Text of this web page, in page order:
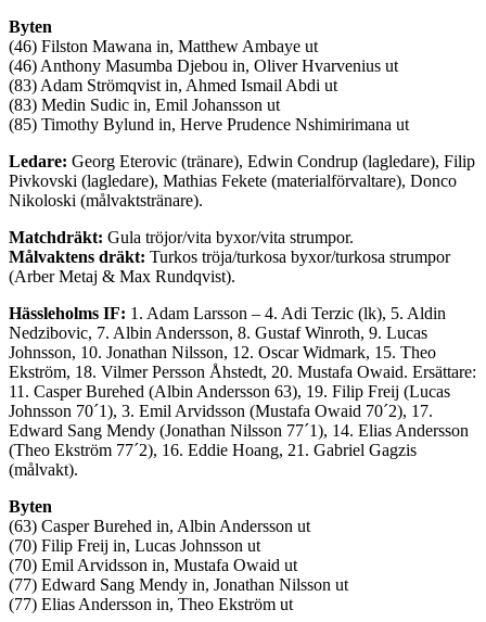
Byten
(46) Filston Mawana in, Matthew Ambaye ut
(46) Anthony Masumba Djebou in, Oliver Hvarvenius ut
(83) Adam Strömqvist in, Ahmed Ismail Abdi ut
(83) Medin Sudic in, Emil Johansson ut
(85) Timothy Bylund in, Herve Prudence Nshimirimana ut
Ledare: Georg Eterovic (tränare), Edwin Condrup (lagledare), Filip
Pivkovski (lagledare), Mathias Fekete (materialförvaltare), Donco
Nikoloski (målvaktstränare).
Matchdräkt: Gula tröjor/vita byxor/vita strumpor.
Målvaktens dräkt: Turkos tröja/turkosa byxor/turkosa strumpor
(Arber Metaj & Max Rundqvist).
Hässleholms IF: 1. Adam Larsson – 4. Adi Terzic (lk), 5. Aldin
Nedzibovic, 7. Albin Andersson, 8. Gustaf Winroth, 9. Lucas
Johnsson, 10. Jonathan Nilsson, 12. Oscar Widmark, 15. Theo
Ekström, 18. Vilmer Persson Åhstedt, 20. Mustafa Owaid. Ersättare:
11. Casper Burehed (Albin Andersson 63), 19. Filip Freij (Lucas
Johnsson 70´1), 3. Emil Arvidsson (Mustafa Owaid 70´2), 17.
Edward Sang Mendy (Jonathan Nilsson 77´1), 14. Elias Andersson
(Theo Ekström 77´2), 16. Eddie Hoang, 21. Gabriel Gagzis
(målvakt).
Byten
(63) Casper Burehed in, Albin Andersson ut
(70) Filip Freij in, Lucas Johnsson ut
(70) Emil Arvidsson in, Mustafa Owaid ut
(77) Edward Sang Mendy in, Jonathan Nilsson ut
(77) Elias Andersson in, Theo Ekström ut